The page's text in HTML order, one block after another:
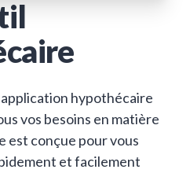
hypothécaire
vos besoins en matière
est conçue pour vous
et facilement